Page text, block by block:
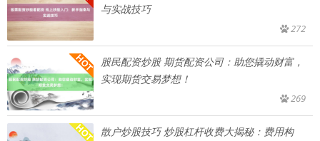
与实战技巧
272
股民配资炒股 期货配资公司：助您撬动财富，
实现期货交易梦想！
269
散户炒股技巧 炒股杠杆收费大揭秘：费用构